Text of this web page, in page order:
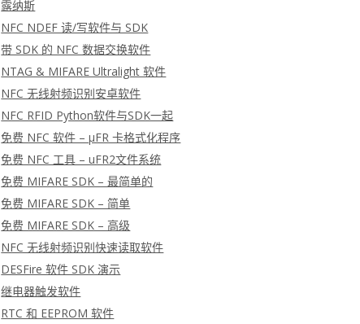
露纳斯
NFC NDEF 读/写软件与 SDK
带 SDK 的 NFC 数据交换软件
NTAG & MIFARE Ultralight 软件
NFC 无线射频识别安卓软件
NFC RFID Python软件与SDK一起
免费 NFC 软件 – μFR 卡格式化程序
免费 NFC 工具 – uFR2文件系统
免费 MIFARE SDK – 最简单的
免费 MIFARE SDK – 简单
免费 MIFARE SDK – 高级
NFC 无线射频识别快速读取软件
DESFire 软件 SDK 演示
继电器触发软件
RTC 和 EEPROM 软件